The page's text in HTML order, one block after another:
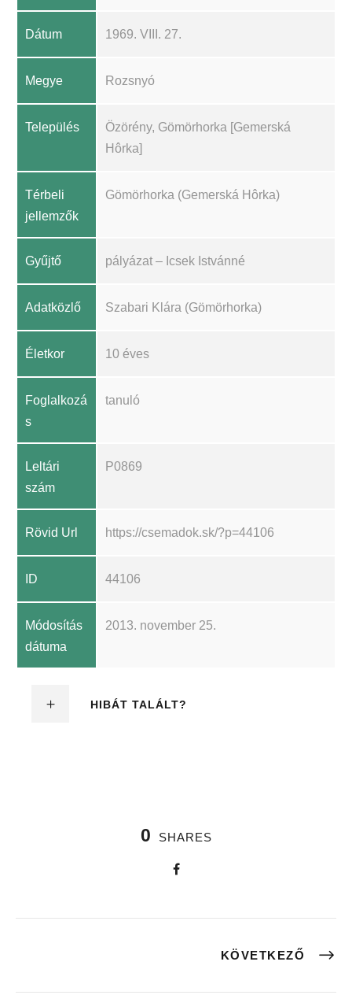
Dátum 1969. VIII. 27.
Megye Rozsnyó
Település
Özörény, Gömörhorka [Gemerská
Hôrka]
Térbeli
jellemzők
Gömörhorka (Gemerská Hôrka)
Gyűjtő pályázat – Icsek Istvánné
Adatközlő Szabari Klára (Gömörhorka)
Életkor 10 éves
Foglalkozá
s
tanuló
Leltári
szám
P0869
Rövid Url https://csemadok.sk/?p=44106
ID 44106
Módosítás
dátuma
2013. november 25.
HIBÁT TALÁLT?
0 SHARES
KÖVETKEZŐ